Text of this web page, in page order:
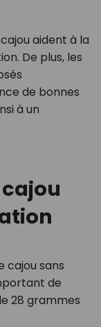
aident à la
De plus, les
de bonnes
à un
cajou sans
de
28 grammes